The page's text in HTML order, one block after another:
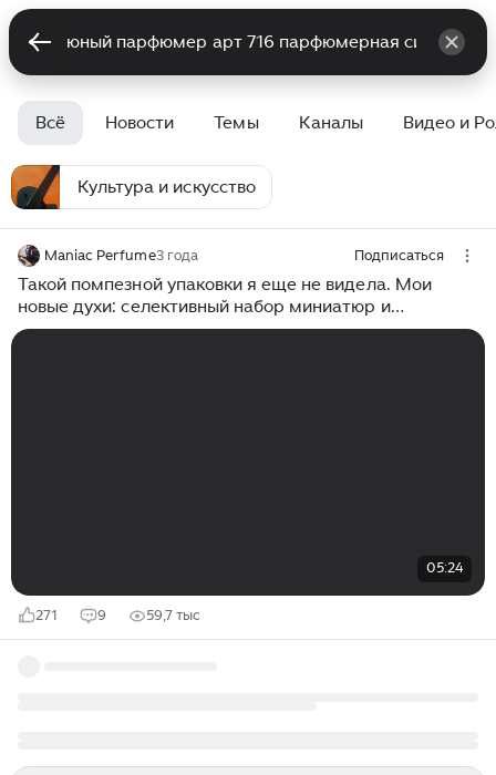
Всё Новости Темы Каналы Видео и
Культура и искусство
Maniac Perfume3 года Подписаться
Такой помпезной упаковки я еще не видела. Мои
новые духи: селективный набор миниатюр и
шикарный французский аромат
05:24
271 9 59,7 тыс